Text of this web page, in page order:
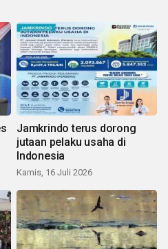
Jamkrindo terus dorong
jutaan pelaku usaha di
Indonesia
Kamis, 16 Juli 2026